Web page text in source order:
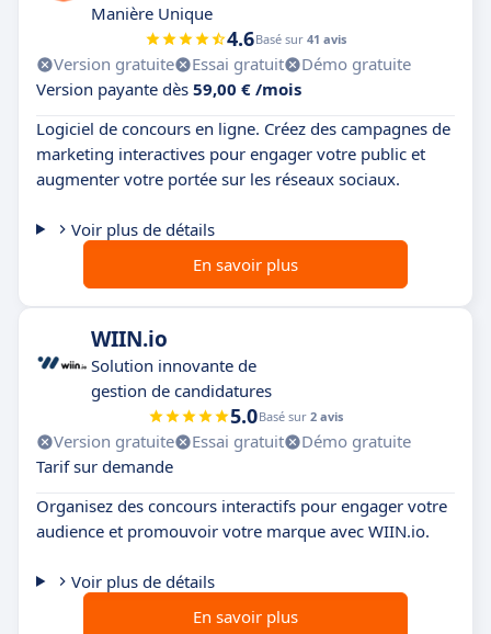
Manière Unique
4.6Basé sur 41 avis
Version gratuite Essai gratuit
Démo gratuite
Version payante dès 59,00 € /mois
Logiciel de concours en ligne. Créez des campagnes de
marketing interactives pour engager votre public et
augmenter votre portée sur les réseaux sociaux.
Voir plus de détails
En savoir plus
WIIN.io
Solution innovante de
gestion de candidatures
5.0Basé sur 2 avis
Version gratuite Essai gratuit
Démo gratuite
Tarif sur demande
Organisez des concours interactifs pour engager votre
audience et promouvoir votre marque avec WIIN.io.
Voir plus de détails
En savoir plus